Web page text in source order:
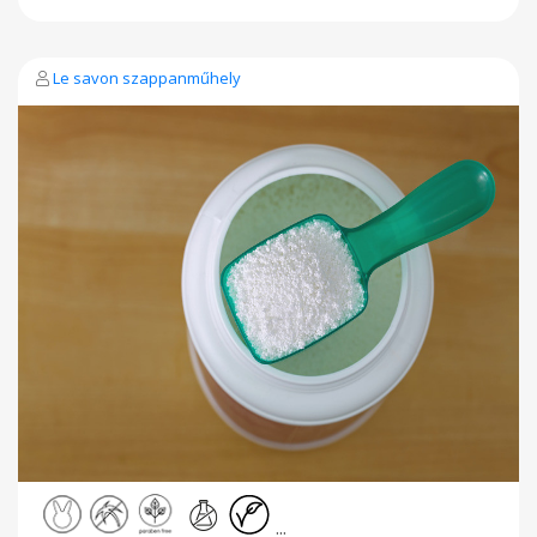
nátrium hidroxid, desztillált víz, nátrium laktát, glicerin* *a
szappanosodás során természetes úton keletkezik
Ingredients: saponified coconut oil, olive oil, animal fat, corn
essential oil, sodium hydroxide, distilled water, sodium
lactate, glycerin * * occurs naturally during saponification
Le savon szappanműhely
...